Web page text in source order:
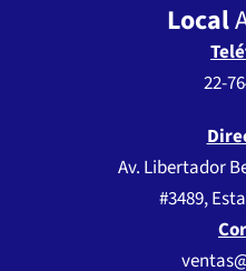
Local
22-
Av. Libertador
#3489,